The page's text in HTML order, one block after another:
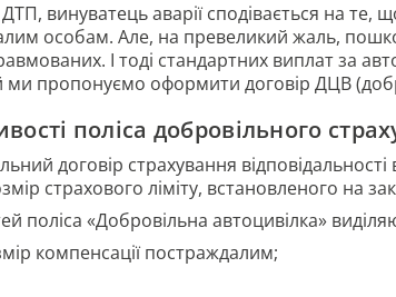
винуватець аварії сподівається на
особам. Але, на превеликий жаль,
І тоді стандартних виплат за
ми пропонуємо оформити договір ДЦВ
поліса добровільного
договір страхування
страхового ліміту, встановленого на
поліса «Добровільна автоцивілка»
компенсації постраждалим;